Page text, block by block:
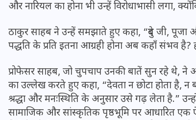
और नारियल का होना भी उन्हें विरोधाभासी लगा,
ठाकुर साहब ने उन्हें समझाते हुए कहा, “दुबे जी,
पद्धति के प्रति इतना आग्रही होना अब कहाँ संभव है?
प्रोफेसर साहब, जो चुपचाप उनकी बातें सुन रहे थे, ने
का उल्लेख करते हुए कहा, “देवता न छोटा होता है, न
श्रद्धा और मनःस्थिति के अनुसार उसे गढ़ लेता है.”
सामाजिक और सांस्कृतिक पृष्ठभूमि पर आधारित एक
भारत में स्टारलिंक की लैंडिंग में
स्पेक्ट्रम की कीमत पर फंसा
आया बड़ा अपडेट
30 दिसम्बर 2025